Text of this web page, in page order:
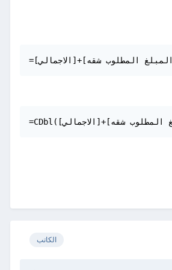
الكاتب